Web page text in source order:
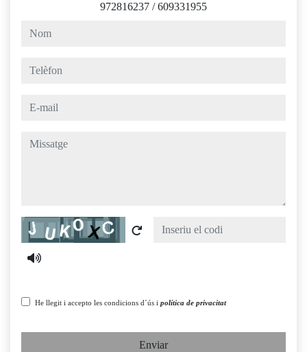
972816237 /609331955
nom
telèfon
e-mail
missatge
Captcha
He llegit i accepto les condicions d´ús i política de privacitat
Enviar